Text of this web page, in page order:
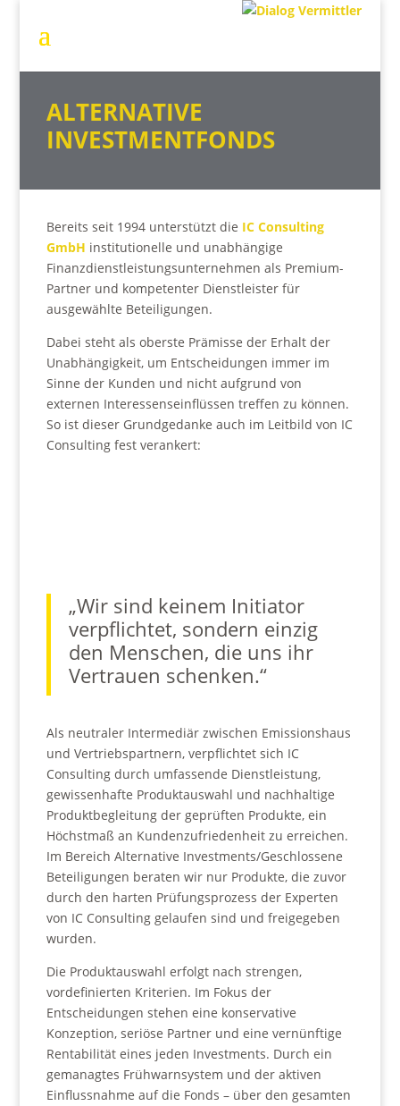
ALTERNATIVE
INVESTMENTFONDS
Bereits seit 1994 unterstützt die IC Consulting
GmbH institutionelle und unabhängige
Finanzdienstleistungsunternehmen als Premium-
Partner und kompetenter Dienstleister für
ausgewählte Beteiligungen.
Dabei steht als oberste Prämisse der Erhalt der
Unabhängigkeit, um Entscheidungen immer im
Sinne der Kunden und nicht aufgrund von
externen Interessenseinflüssen treffen zu können.
So ist dieser Grundgedanke auch im Leitbild von IC
Consulting fest verankert:
„Wir sind keinem Initiator
verpflichtet, sondern einzig
den Menschen, die uns ihr
Vertrauen schenken.“
Als neutraler Intermediär zwischen Emissionshaus
und Vertriebspartnern, verpflichtet sich IC
Consulting durch umfassende Dienstleistung,
gewissenhafte Produktauswahl und nachhaltige
Produktbegleitung der geprüften Produkte, ein
Höchstmaß an Kundenzufriedenheit zu erreichen.
Im Bereich Alternative Investments/Geschlossene
Beteiligungen beraten wir nur Produkte, die zuvor
durch den harten Prüfungsprozess der Experten
von IC Consulting gelaufen sind und freigegeben
wurden.
Die Produktauswahl erfolgt nach strengen,
vordefinierten Kriterien. Im Fokus der
Entscheidungen stehen eine konservative
Konzeption, seriöse Partner und eine vernünftige
Rentabilität eines jeden Investments. Durch ein
gemanagtes Frühwarnsystem und der aktiven
Einflussnahme auf die Fonds – über den gesamten